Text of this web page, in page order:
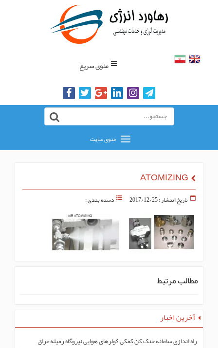
منوی سریع
منوی سایت
ATOMIZING
تاریخ انتشار : 2017/12/25 دسته بندی :
مطالب مرتبط
آخرین اخبار
راه اندازی سامانه خنک کن کمکی کولرهای هوایی نیروگاه رمیله عراق